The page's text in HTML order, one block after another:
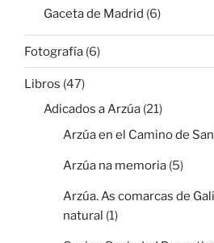
Gaceta de Madrid (6)
Fotografía (6)
Libros (47)
Adicados a Arzúa (21)
Arzúa en el Camino de
Arzúa na memoria (5)
Arzúa. As comarcas de
natural (1)